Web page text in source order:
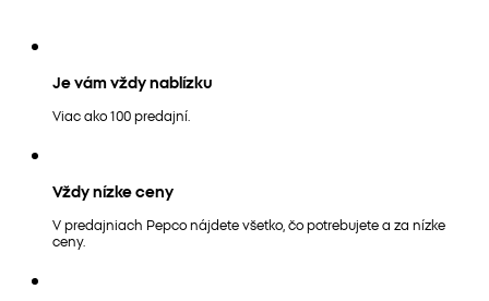
Je vám vždy nablízku
Viac ako 100 predajní.
Vždy nízke ceny
V predajniach Pepco nájdete všetko, čo potrebujete a za nízke
ceny.